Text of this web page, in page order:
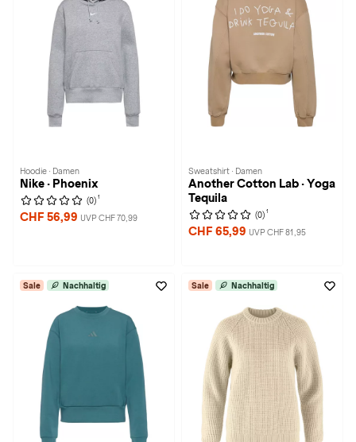
Hoodie · Damen
Nike · Phoenix
(0) 1
CHF 56,99 UVP CHF 70,99
Sweatshirt · Damen
Another Cotton Lab · Yoga
Tequila
(0) 1
CHF 65,99 UVP CHF 81,95
Sale Nachhaltig Sale Nachhaltig